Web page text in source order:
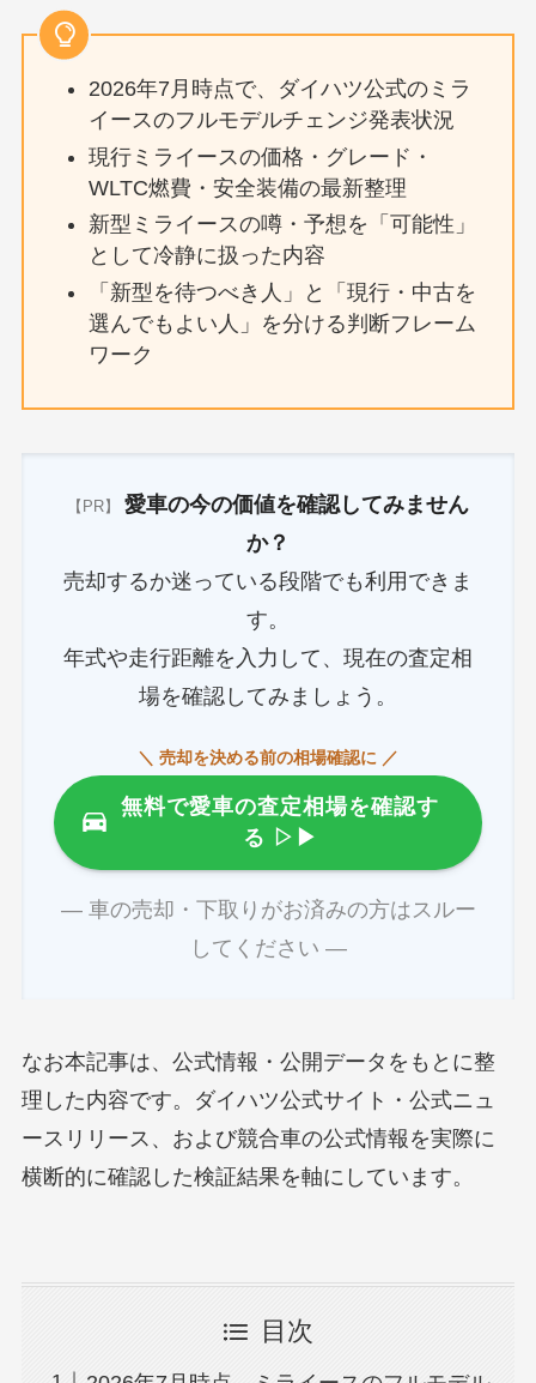
2026年7月時点で、ダイハツ公式のミラ
イースのフルモデルチェンジ発表状況
現行ミライースの価格・グレード・
WLTC燃費・安全装備の最新整理
新型ミライースの噂・予想を「可能性」
として冷静に扱った内容
「新型を待つべき人」と「現行・中古を
選んでもよい人」を分ける判断フレーム
ワーク
【PR】
愛車の今の価値を確認してみません
か？
売却するか迷っている段階でも利用できま
す。
年式や走行距離を入力して、現在の査定相
場を確認してみましょう。
＼ 売却を決める前の相場確認に ／
無料で愛車の査定相場を確認す
る ▷▶
― 車の売却・下取りがお済みの方はスルー
してください ―
なお本記事は、公式情報・公開データをもとに整
理した内容です。ダイハツ公式サイト・公式ニュ
ースリリース、および競合車の公式情報を実際に
横断的に確認した検証結果を軸にしています。
目次